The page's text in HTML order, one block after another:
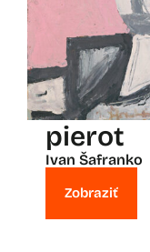
pierot
Ivan Šafranko
Zobraziť